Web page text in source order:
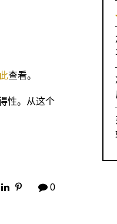
查看。
性。从这个
0